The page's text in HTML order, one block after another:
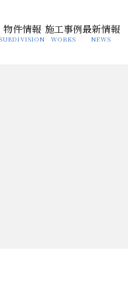
物件情報 施工事例最新情報